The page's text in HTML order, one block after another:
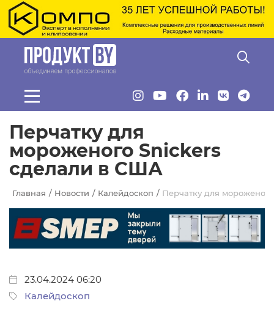
Перейти к основному содержанию
Перчатку для
мороженого Snickers
сделали в США
Главная Новости Калейдоскоп Перчатку для
23.04.2024 06:20
Калейдоскоп